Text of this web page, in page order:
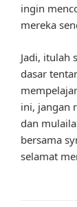
ingin
mereka
Jadi, itulah
dasar
ini, jangan
dan
bersama
selamat